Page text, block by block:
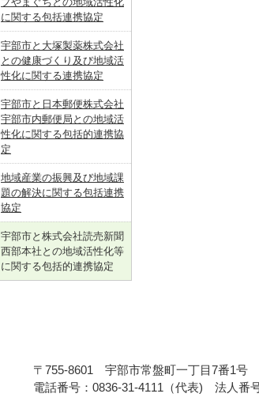
に関する包括連携協定
宇部市と大塚製薬株式会社
との健康づくり及び地域活
性化に関する連携協定
宇部市と日本郵便株式会社
宇部市内郵便局との地域活
性化に関する包括的連携協
定
地域産業の振興及び地域課
題の解決に関する包括連携
協定
宇部市と株式会社読売新聞
西部本社との地域活性化等
に関する包括的連携協定
〒755-8601 宇部市常盤町一丁目7番1号
電話番号：0836-31-4111（代表) 法人番